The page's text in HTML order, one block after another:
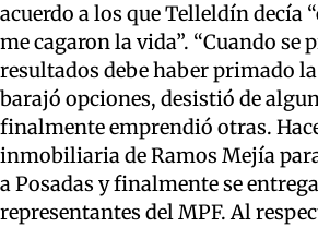
acuerdo a los que Telleldín decía
me cagaron la vida”. “Cuando se
resultados debe haber primado
barajó opciones, desistió de
finalmente emprendió otras.
inmobiliaria de Ramos Mejía
a Posadas y finalmente se
representantes del MPF. Al